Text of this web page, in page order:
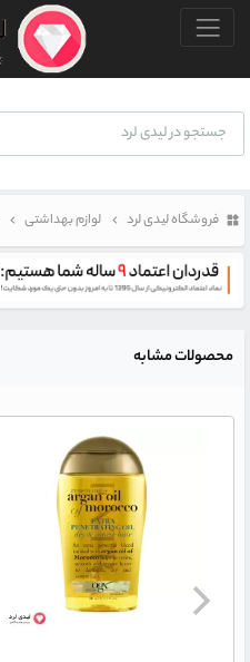
منو بالا
فروشگاه لیدی لرد لوازم بهداشتی
محصولات مشابه